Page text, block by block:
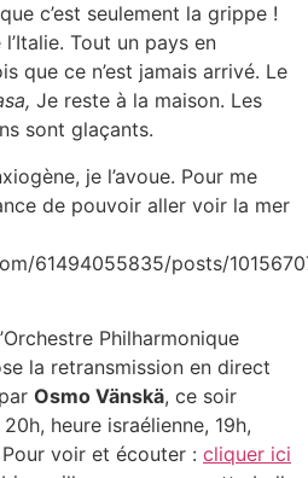
c’est seulement la grippe !
Tout un pays en
que ce n’est jamais arrivé. Le
Je reste à la maison. Les
sont glaçants.
je l’avoue. Pour me
de pouvoir aller voir la mer
61494055835/posts/
Philharmonique
la retransmission en direct
Osmo Vänskä, ce soir
heure israélienne, 19h,
voir et écouter : cliquer ici